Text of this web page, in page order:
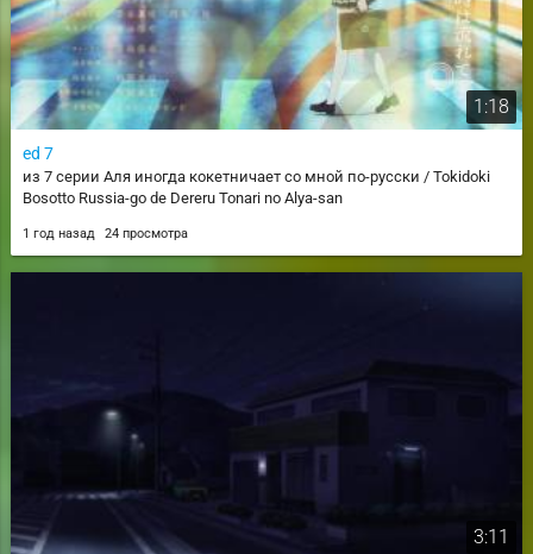
1:18
ed 7
из 7 серии Аля иногда кокетничает со мной по-русски / Tokidoki
Bosotto Russia-go de Dereru Tonari no Alya-san
1 год назад 24 просмотра
3:11